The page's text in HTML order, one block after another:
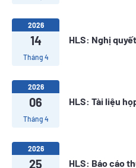
2026
14
Tháng 4
HLS: Nghị
2026
06
Tháng 4
HLS: Tài liệu
2026
25 HLS: Báo cáo